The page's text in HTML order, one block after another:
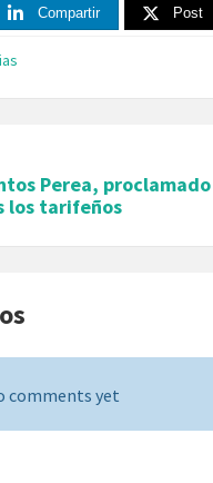
Compartir Post
Perea,
los tarifeños
comments yet